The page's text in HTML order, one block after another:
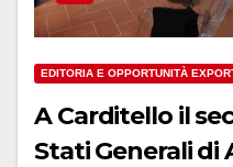
EDITORIA E OPPORTUNITÀ
A Carditello il
Stati Generali di